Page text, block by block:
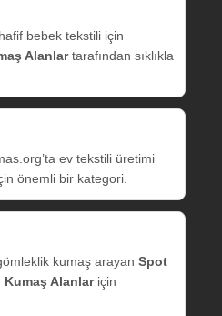
bebek tekstili için
Alanlartarafından sıklıkla
ev tekstili üretimi
önemli bir kategori.
kumaş arayan Spot
Kumaş Alanlariçin